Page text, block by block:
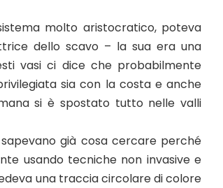
molto aristocratico, poteva
dello scavo – la sua era una
vasi ci dice che probabilmente
sia con la costa e anche
si è spostato tutto nelle valli
sapevano già cosa cercare perché
usando tecniche non invasive e
una traccia circolare di colore